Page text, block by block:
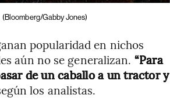
(Bloomberg/Gabby Jones)
popularidad en nichos
aún no se generalizan. “Para
de un caballo a un tractor y
los analistas.